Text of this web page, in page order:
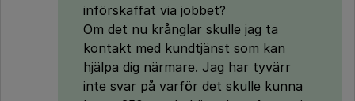
införskaffat via jobbet?
Om det nu krånglar skulle jag ta
kontakt med kundtjänst som kan
hjälpa dig närmare. Jag har tyvärr
inte svar på varför det skulle kunna